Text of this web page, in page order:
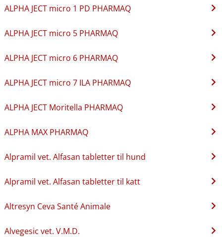
ALPHA JECT micro 1 PD PHARMAQ
ALPHA JECT micro 5 PHARMAQ
ALPHA JECT micro 6 PHARMAQ
ALPHA JECT micro 7 ILA PHARMAQ
ALPHA JECT Moritella PHARMAQ
ALPHA MAX PHARMAQ
Alpramil vet. Alfasan tabletter til hund
Alpramil vet. Alfasan tabletter til katt
Altresyn Ceva Santé Animale
Alvegesic vet. V.M.D.